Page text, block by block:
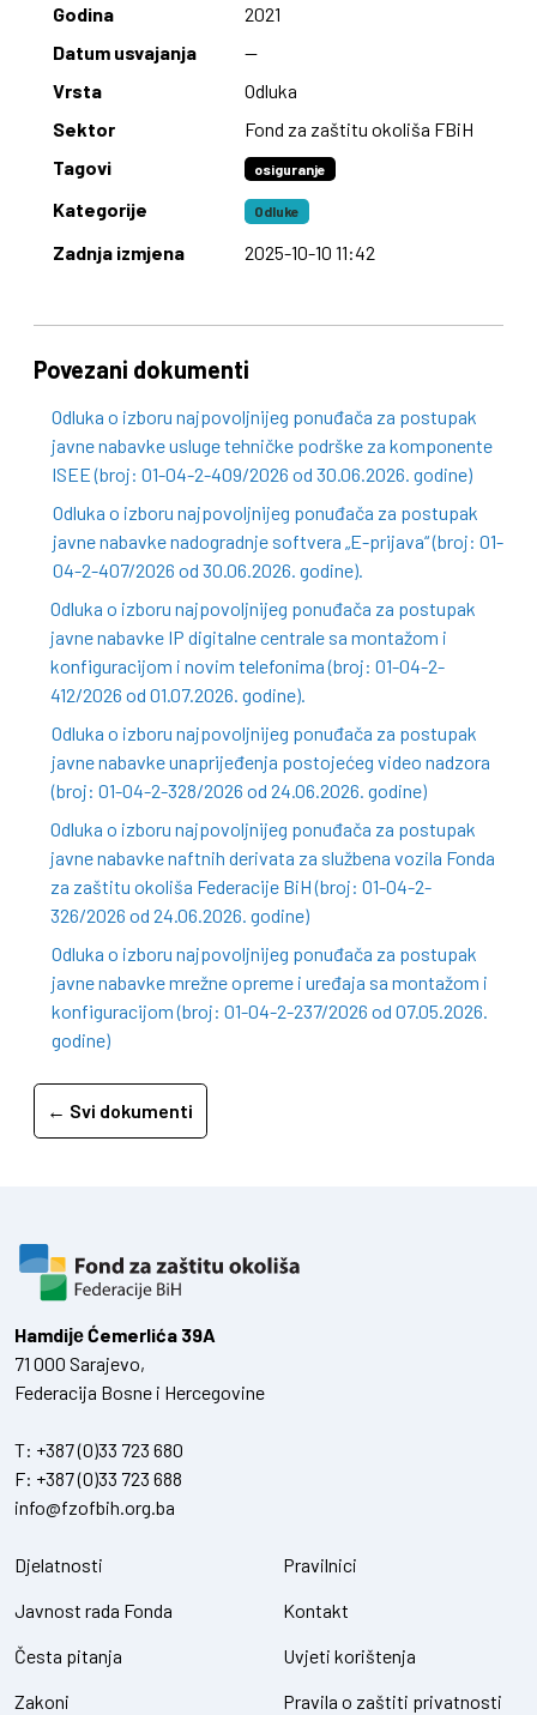
Godina
2021
Datum usvajanja
—
Vrsta
Odluka
Sektor
Fond za zaštitu okoliša FBiH
Tagovi
osiguranje
Kategorije Odluke
Zadnja izmjena 2025-10-10 11:42
Povezani dokumenti
Odluka o izboru najpovoljnijeg ponuđača za postupak
javne nabavke usluge tehničke podrške za komponente
ISEE (broj: 01-04-2-409/2026 od 30.06.2026. godine)
Odluka o izboru najpovoljnijeg ponuđača za postupak
javne nabavke nadogradnje softvera „E-prijava“ (broj: 01-
04-2-407/2026 od 30.06.2026. godine).
Odluka o izboru najpovoljnijeg ponuđača za postupak
javne nabavke IP digitalne centrale sa montažom i
konfiguracijom i novim telefonima (broj: 01-04-2-
412/2026 od 01.07.2026. godine).
Odluka o izboru najpovoljnijeg ponuđača za postupak
javne nabavke unaprijeđenja postojećeg video nadzora
(broj: 01-04-2-328/2026 od 24.06.2026. godine)
Odluka o izboru najpovoljnijeg ponuđača za postupak
javne nabavke naftnih derivata za službena vozila Fonda
za zaštitu okoliša Federacije BiH (broj: 01-04-2-
326/2026 od 24.06.2026. godine)
Odluka o izboru najpovoljnijeg ponuđača za postupak
javne nabavke mrežne opreme i uređaja sa montažom i
konfiguracijom (broj: 01-04-2-237/2026 od 07.05.2026.
godine)
← Svi dokumenti
Hamdiје Ćemerlića 39A
71 000 Sarajevo,
Federacija Bosne i Hercegovine
T: +387 (0)33 723 680
F: +387 (0)33 723 688
info@fzofbih.org.ba
Djelatnosti
Javnost rada Fonda
Česta pitanja
Zakoni
Pravilnici
Kontakt
Uvjeti korištenja
Pravila o zaštiti privatnosti